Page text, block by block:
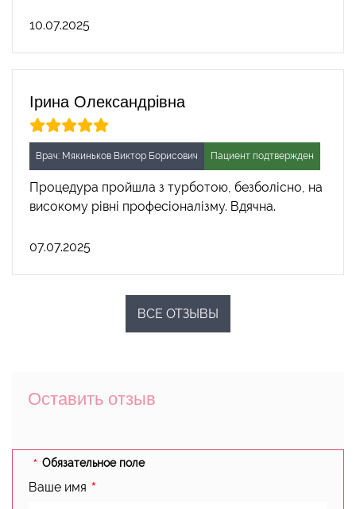
10.07.2025
Ірина Олександрівна
Врач: Мякиньков Виктор Борисович Пациент подтвержден
Процедура пройшла з турботою, безболісно, на
високому рівні професіоналізму. Вдячна.
07.07.2025
ВСЕ ОТЗЫВЫ
Оставить отзыв
Обязательное поле
Ваше имя